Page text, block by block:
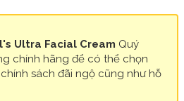
Ultra Facial Cream Quý
chính hãng để có thể chọn
sách đãi ngộ cũng như hỗ